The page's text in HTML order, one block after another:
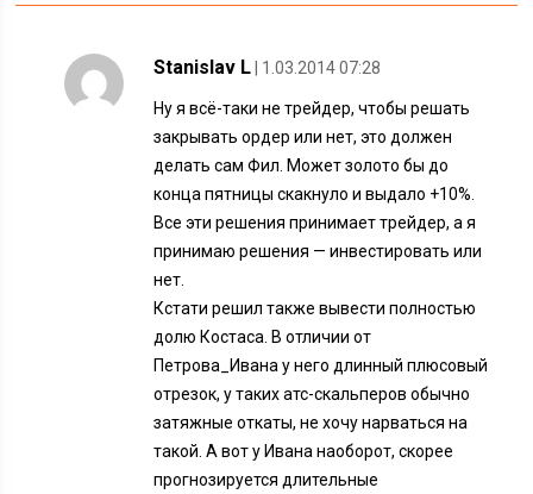
Stanislav L | 1.03.2014 07:28
Ну я всё-таки не трейдер, чтобы решать
закрывать ордер или нет, это должен
делать сам Фил. Может золото бы до
конца пятницы скакнуло и выдало +10%.
Все эти решения принимает трейдер, а я
принимаю решения — инвестировать или
нет.
Кстати решил также вывести полностью
долю Костаса. В отличии от
Петрова_Ивана у него длинный плюсовый
отрезок, у таких атс-скальперов обычно
затяжные откаты, не хочу нарваться на
такой. А вот у Ивана наоборот, скорее
прогнозируется длительные